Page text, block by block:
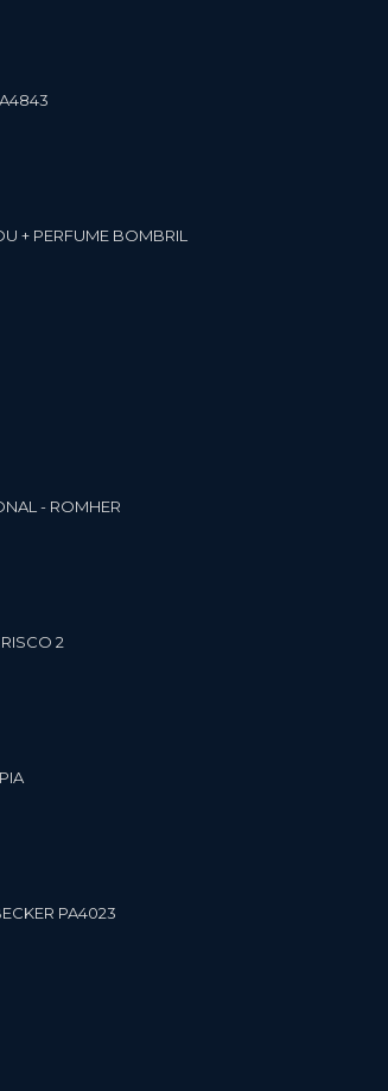
+ PERFUME BOMBRIL
- ROMHER
2
PA4023